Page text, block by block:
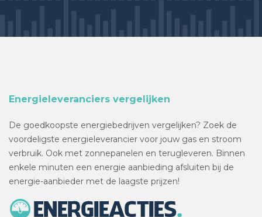
Energieleveranciers vergelijken
De goedkoopste energiebedrijven vergelijken? Zoek de
voordeligste energieleverancier voor jouw gas en stroom
verbruik. Ook met zonnepanelen en terugleveren. Binnen
enkele minuten een energie aanbieding afsluiten bij de
energie-aanbieder met de laagste prijzen!